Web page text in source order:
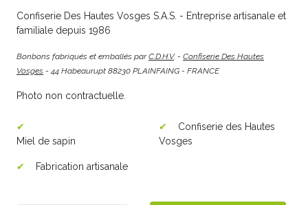
Confiserie Des Hautes Vosges S.A.S. - Entreprise artisanale et
familiale depuis 1986
Bonbons fabriqués et emballés parC.D.H.V. - Confiserie Des Hautes
Vosges - 44 Habeaurupt 88230 PLAINFAING - FRANCE
Photo non contractuelle.
Miel de sapin
Fabrication artisanale
Confiserie des Hautes
Vosges